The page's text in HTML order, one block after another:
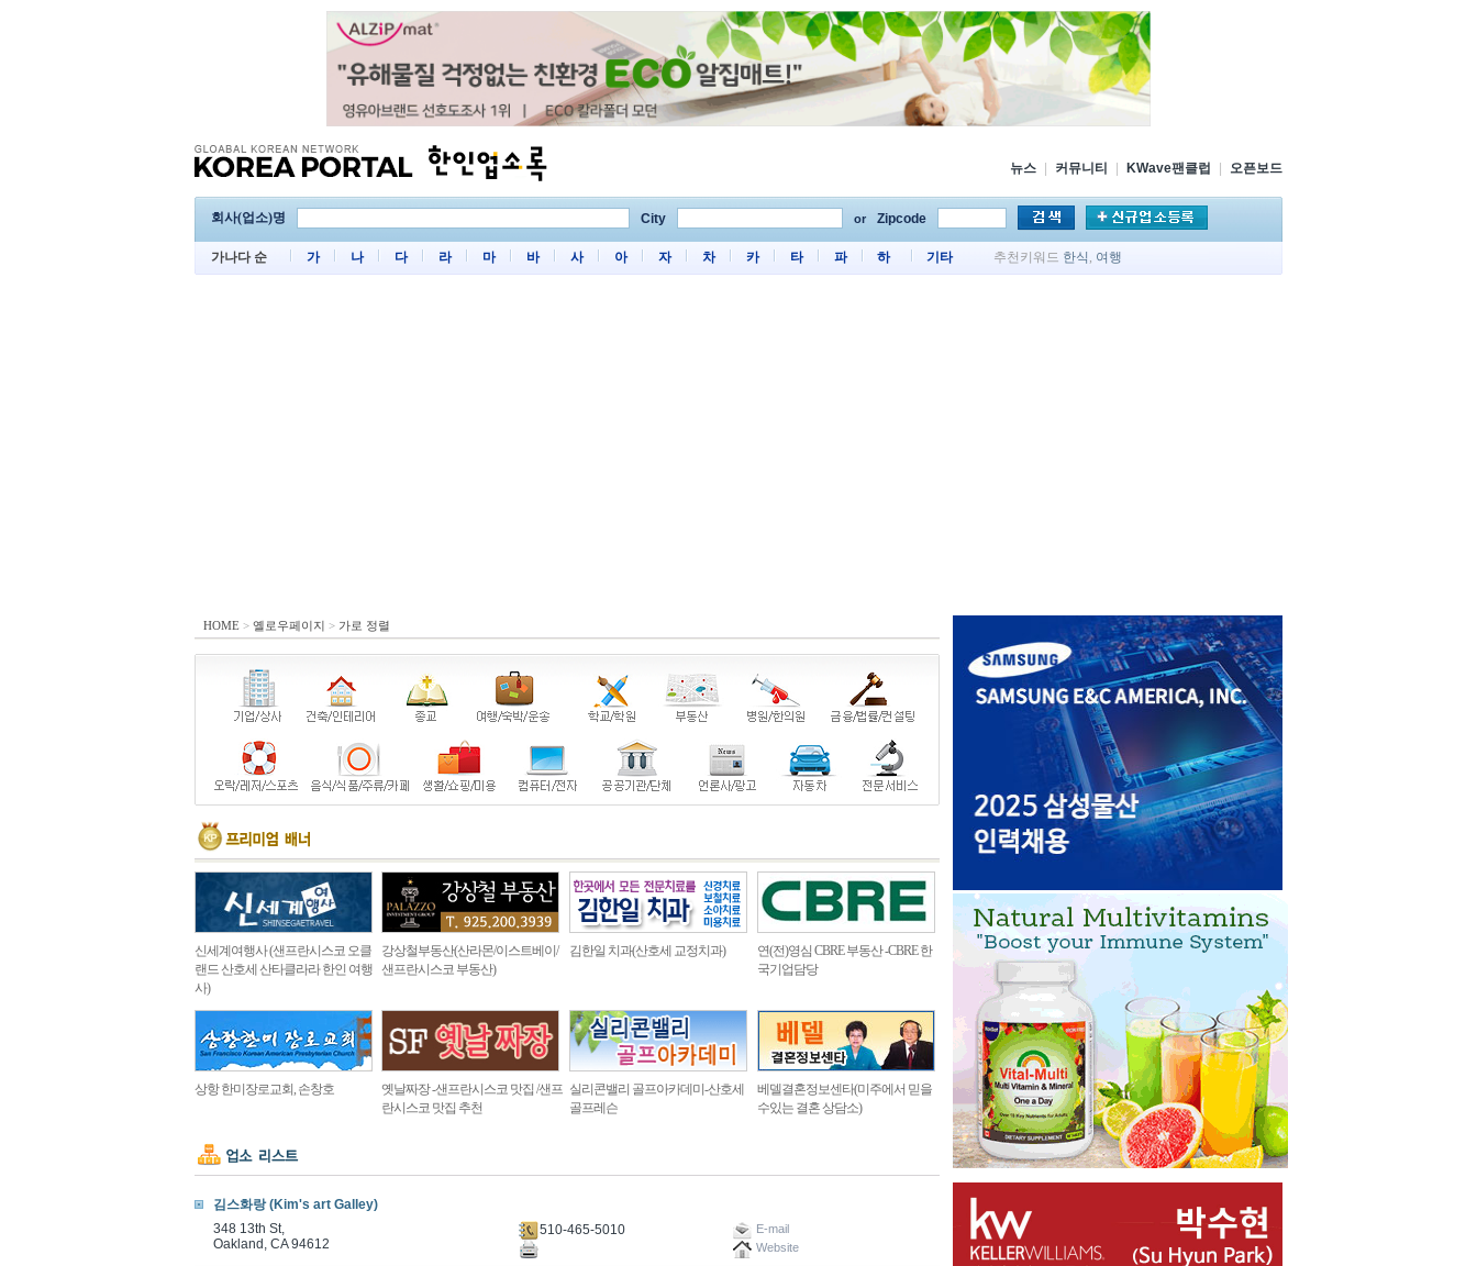
뉴스 커뮤니티 KWave팬클럽 오픈보드
회사(업소)명 City or Zipcode
가나다 순 가 나 다 라 마 바 사 아 자 차 카 타 파 하 기타 추천키워드 한식 , 여행
HOME > 옐로우페이지 > 가로 정렬
신세계여행사 (샌프란시스코 오클
랜드 산호세 산타클라라 한인 여행
사)
강상철부동산(산라몬/이스트베이/
샌프란시스코 부동산)
김한일 치과(산호세 교정치과)
연(전)영심 CBRE 부동산 -CBRE 한
국기업담당
상항 한미장로교회, 손창호
옛날짜장 -샌프란시스코 맛집 /샌프
란시스코 맛집 추천
실리콘밸리 골프아카데미-산호세
골프레슨
베델결혼정보센타(미주에서 믿을
수있는 결혼 상담소)
김스화랑 (Kim's art Galley)
348 13th St,
Oakland, CA 94612
510-465-5010
E-mail
Website